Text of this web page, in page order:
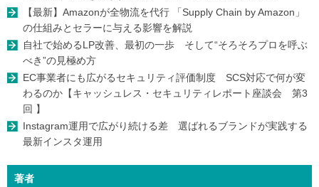
【最新】Amazonが全物流を代行 「Supply Chain by Amazon」
の仕組みとセラーに与える影響を解説
自社で始めるLP改善、最初の一歩 そして“そろそろプロを呼ぶ
べき”の見極め方
EC事業者にも広がるセキュリティ評価制度 SCS対応で何が変
わるのか【キャッシュレス・セキュリティレポート座談会 第3
回 】
Instagram運用で広がり続ける差 選ばれるブランドが実践する
最新インスタ運用
著者